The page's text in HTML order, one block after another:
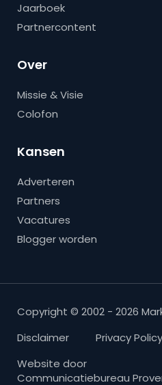
Jaarboek
Partnercontent
Over
Missie & Visie
Colofon
Kansen
Adverteren
Partners
Vacatures
Blogger worden
Copyright © 2002 - 2026
Disclaimer
Privacy Policy
Website door
Communicatiebureau